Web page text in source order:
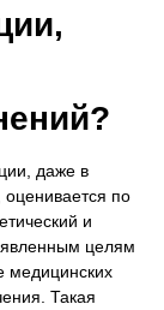
даже в
по
и
целям
медицинских
Такая